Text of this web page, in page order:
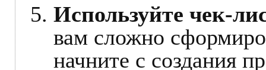
Используйте чек-
вам сложно
начните с создания